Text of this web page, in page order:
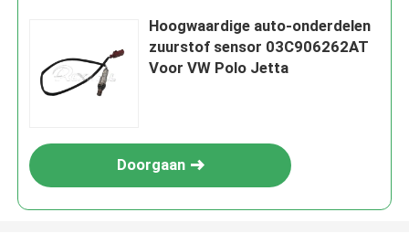
Hoogwaardige auto-onderdelen
zuurstof sensor 03C906262AT
Voor VW Polo Jetta
Doorgaan